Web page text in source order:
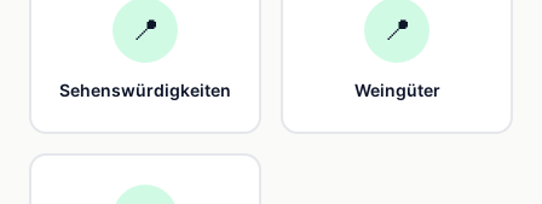
📍
Sehenswürdigkeiten
📍
Weingüter